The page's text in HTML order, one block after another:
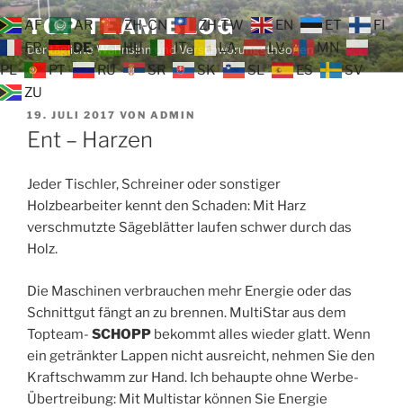
Zum
Inhalt
springen
TOP TEAM BLOG
Der tägliche Wahnsinn und Verschwörungstheorien
VERÖFFENTLICHT
AM
19. JULI 2017 VON ADMIN
Ent – Harzen
Jeder Tischler, Schreiner oder sonstiger
Holzbearbeiter kennt den Schaden: Mit Harz
verschmutzte Sägeblätter laufen schwer durch das
Holz.
Die Maschinen verbrauchen mehr Energie oder das
Schnittgut fängt an zu brennen. MultiStar aus dem
Topteam- SCHOPP bekommt alles wieder glatt. Wenn
ein getränkter Lappen nicht ausreicht, nehmen Sie den
Kraftschwamm zur Hand. Ich behaupte ohne Werbe-
Übertreibung: Mit Multistar können Sie Energie
AF AR ZH-CN ZH-TW EN ET
FI
FR
DE HU IT LA LV
MN
PL
PT RU SR SK SL ES
SV
ZU